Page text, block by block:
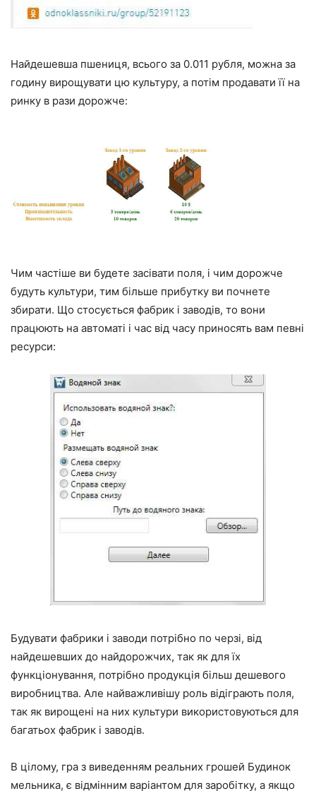
Найдешевша пшениця, всього за 0.011 рубля, можна за
годину вирощувати цю культуру, а потім продавати її на
ринку в рази дорожче:
Чим частіше ви будете засівати поля, і чим дорожче
будуть культури, тим більше прибутку ви почнете
збирати. Що стосується фабрик і заводів, то вони
працюють на автоматі і час від часу приносять вам певні
ресурси:
Будувати фабрики і заводи потрібно по черзі, від
найдешевших до найдорожчих, так як для їх
функціонування, потрібно продукція більш дешевого
виробництва. Але найважливішу роль відіграють поля,
так як вирощені на них культури використовуються для
багатьох фабрик і заводів.
В цілому, гра з виведенням реальних грошей Будинок
мельника, є відмінним варіантом для заробітку, а якщо